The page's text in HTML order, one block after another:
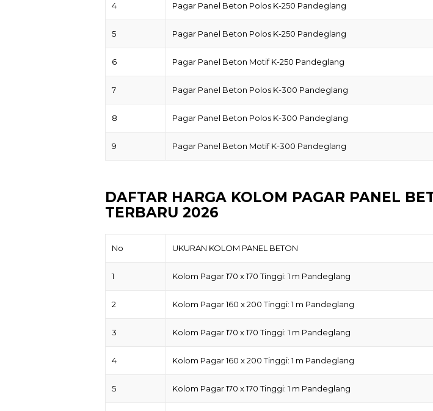
4 Pagar Panel Beton Polos K-250 Pandeglang
5 Pagar Panel Beton Polos K-250 Pandeglang
6 Pagar Panel Beton Motif K-250 Pandeglang
7 Pagar Panel Beton Polos K-300 Pandeglang
8 Pagar Panel Beton Polos K-300 Pandeglang
9 Pagar Panel Beton Motif K-300 Pandeglang
DAFTAR HARGA KOLOM PAGAR PANEL
TERBARU 2026
No UKURAN KOLOM PANEL BETON
1 Kolom Pagar 170 x 170 Tinggi: 1 m Pandeglang
2 Kolom Pagar 160 x 200 Tinggi: 1 m Pandeglang
3 Kolom Pagar 170 x 170 Tinggi: 1 m Pandeglang
4 Kolom Pagar 160 x 200 Tinggi: 1 m Pandeglang
5 Kolom Pagar 170 x 170 Tinggi: 1 m Pandeglang